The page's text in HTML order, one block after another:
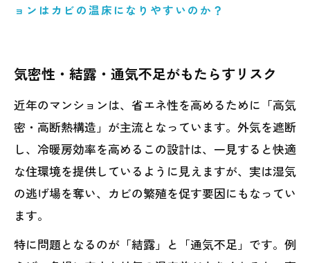
ョンはカビの温床になりやすいのか？
気密性・結露・通気不足がもたらすリスク
近年のマンションは、省エネ性を高めるために「高気
密・高断熱構造」が主流となっています。外気を遮断
し、冷暖房効率を高めるこの設計は、一見すると快適
な住環境を提供しているように見えますが、実は湿気
の逃げ場を奪い、カビの繁殖を促す要因にもなってい
ます。
特に問題となるのが「結露」と「通気不足」です。例